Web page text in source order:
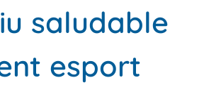
saludable
esport